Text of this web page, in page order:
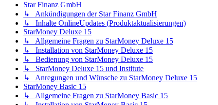
Star Finanz GmbH
↳ Ankündigungen der Star Finanz GmbH
↳ Inhalte OnlineUpdates (Produktaktualisierungen)
StarMoney Deluxe 15
↳ Allgemeine Fragen zu StarMoney Deluxe 15
↳ Installation von StarMoney Deluxe 15
↳ Bedienung von StarMoney Deluxe 15
↳ StarMoney Deluxe 15 und Institute
↳ Anregungen und Wünsche zu StarMoney Deluxe 15
StarMoney Basic 15
↳ Allgemeine Fragen zu StarMoney Basic 15